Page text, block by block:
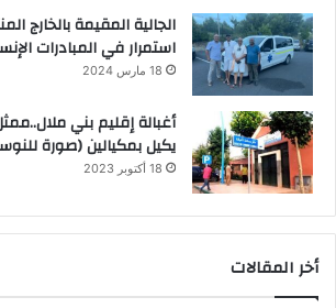
الجالية المقيمة بالخارج
استمرار في المبادرات
18 مارس 2024
أغبالة إقليم بني
يكيل بمكيالين (صورة
18 أكتوبر 2023
أخر المقالات